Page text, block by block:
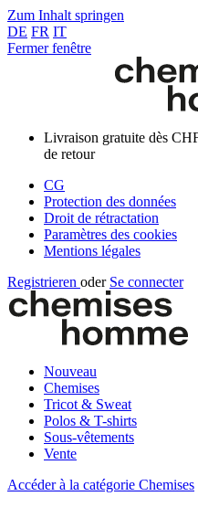
Zum Inhalt springen
DE FR IT
Fermer fenêtre
Livraison gratuite dès
de retour
CG
Protection des données
Droit de rétractation
Paramètres des cookies
Mentions légales
Registrieren oder Se connecter
Nouveau
Chemises
Tricot & Sweat
Polos & T-shirts
Sous-vêtements
Vente
Accéder à la catégorie Chemises